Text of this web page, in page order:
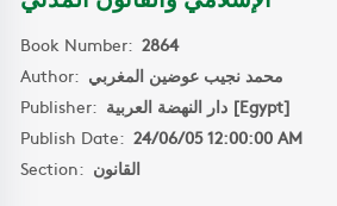
Book Number: 2864
Author: محمد نجيب عوضين المغربي
Publisher:
دار النهضة العربية [Egypt]
Publish Date: 24/06/05 12:00:00 AM
Section: القانون